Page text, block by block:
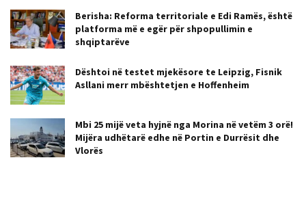
Berisha: Reforma territoriale e Edi Ramës, është
platforma më e egër për shpopullimin e
shqiptarëve
Dështoi në testet mjekësore te Leipzig, Fisnik
Asllani merr mbështetjen e Hoffenheim
Mbi 25 mijë veta hyjnë nga Morina në vetëm 3 orë!
Mijëra udhëtarë edhe në Portin e Durrësit dhe
Vlorës